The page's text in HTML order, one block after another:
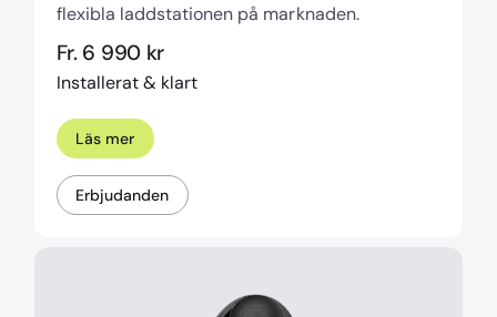
flexibla laddstationen på marknaden.
Fr. 6 990 kr
Installerat & klart
Läs mer
Erbjudanden